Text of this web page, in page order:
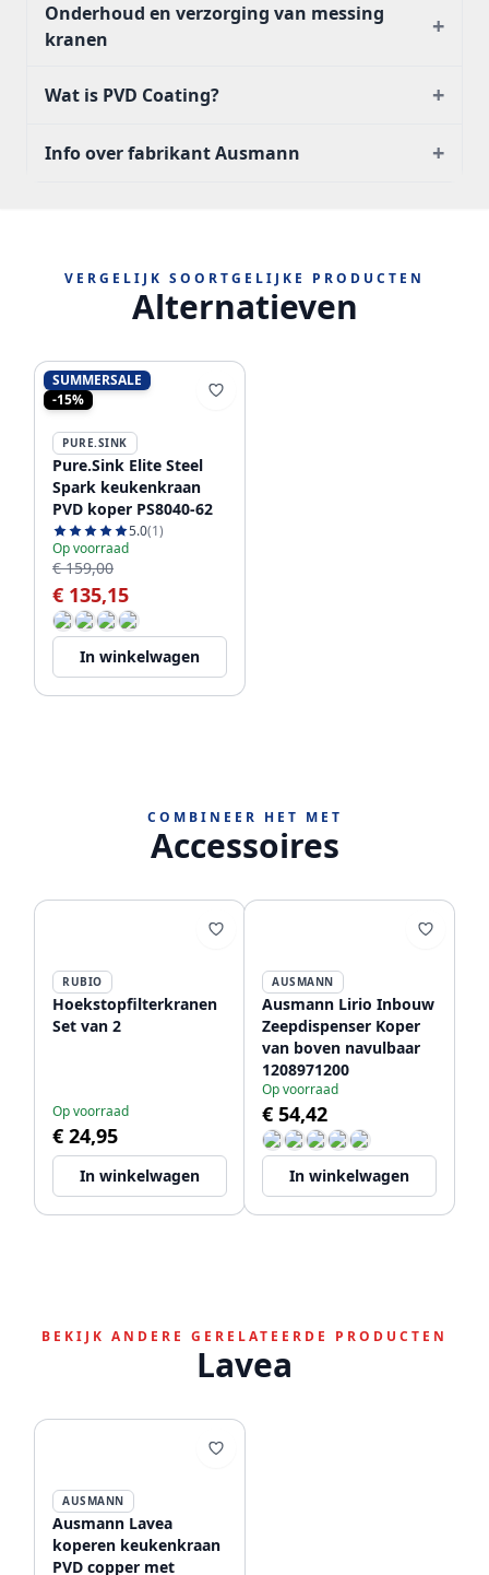
Onderhoud en verzorging van messing
kranen
+
Wat is PVD Coating? +
Info over fabrikant Ausmann +
VERGELIJK SOORTGELIJKE PRODUCTEN
Alternatieven
SUMMERSALE
-15%
PURE.SINK
Pure.Sink Elite Steel
Spark keukenkraan
PVD koper PS8040-62
5.0(1)
Op voorraad
€ 159,00
€ 135,15
In winkelwagen
COMBINEER HET MET
Accessoires
RUBIO
Hoekstopfilterkranen
Set van 2
Op voorraad
€ 24,95
In winkelwagen
AUSMANN
Ausmann Lirio Inbouw
Zeepdispenser Koper
van boven navulbaar
1208971200
Op voorraad
€ 54,42
In winkelwagen
BEKIJK ANDERE GERELATEERDE PRODUCTEN
Lavea
AUSMANN
Ausmann Lavea
koperen keukenkraan
PVD copper met